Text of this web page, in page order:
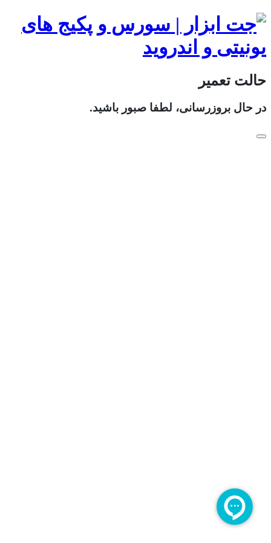
حالت تعمیر
در حال بروزرسانی، لطفا صبور باشید.